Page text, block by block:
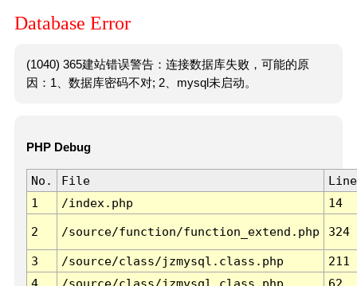
Database Error
(1040) 365建站错误警告：连接数据库失败，可能的原
因：1、数据库密码不对; 2、mysql未启动。
PHP Debug
No. File
Line
1
/index.php 14
2 /source/function/function_extend.php 324
3 /source/class/jzmysql.class.php
211
4
/source/class/jzmysql.class.php
62